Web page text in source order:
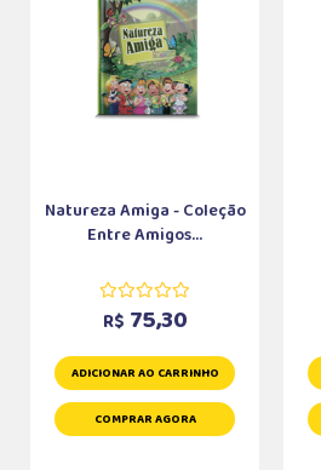
Natureza Amiga - Coleção
Entre Amigos...
R$ 75,30
ADICIONAR AO CARRINHO
COMPRAR AGORA